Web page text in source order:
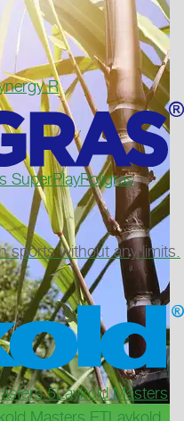
R
SuperPlayPoligras
sports without any limits.
5Laykold Masters
Masters ETLaykold